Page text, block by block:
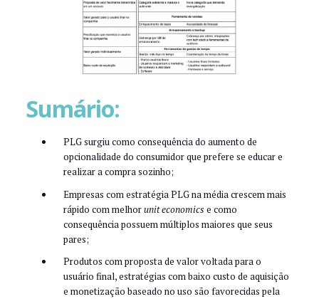
Sumário:
PLG surgiu como consequência do aumento de
opcionalidade do consumidor que prefere se educar e
realizar a compra sozinho;
Empresas com estratégia PLG na média crescem mais
rápido com melhorunit economics e como
consequência possuem múltiplos maiores que seus
pares;
Produtos com proposta de valor voltada para o
usuário final, estratégias com baixo custo de aquisição
e monetização baseado no uso são favorecidas pela